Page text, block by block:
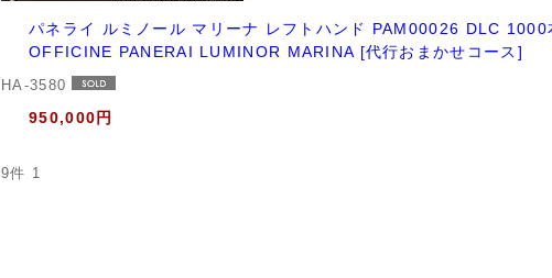
パネライ ルミノール マリーナ レフトハンド PAM00026 DLC
OFFICINE PANERAI LUMINOR MARINA [代行おまかせコース]
HA-3580
950,000円
9件 1